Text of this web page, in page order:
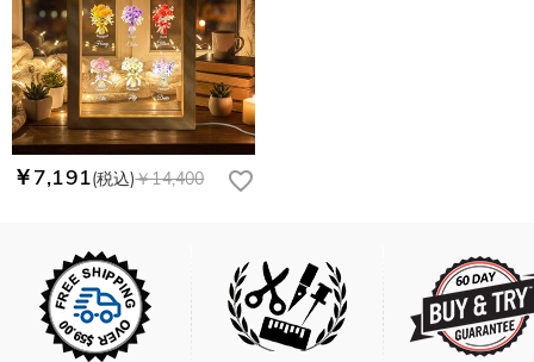
￥7,191(税込)￥14,400